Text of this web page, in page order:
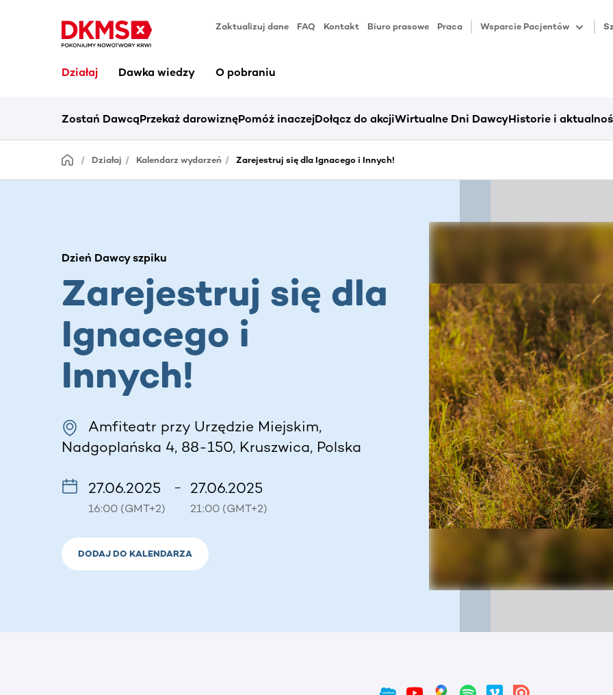
Zaktualizuj dane FAQ Kontakt Biuro prasowe Praca Wsparcie Pacjentów
Działaj Dawka wiedzy O pobraniu
Zostań DawcąPrzekaż darowiznęPomóż inaczejDołącz do akcjiWirtualne Dni DawcyHistorie i
Działaj Kalendarz wydarzeń Zarejestruj się dla Ignacego i Innych!
Dzień Dawcy szpiku
Zarejestruj się dla
Ignacego i
Innych!
Amfiteatr przy Urzędzie Miejskim,
Nadgoplańska 4, 88-150, Kruszwica, Polska
27.06.2025
16:00 (GMT+2)
– 27.06.2025
21:00 (GMT+2)
DODAJ DO KALENDARZA